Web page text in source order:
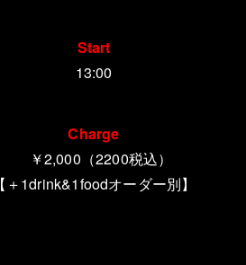
Start
13:00
Charge
￥2,000（2200税込）
【＋1drink&1foodオーダー別】